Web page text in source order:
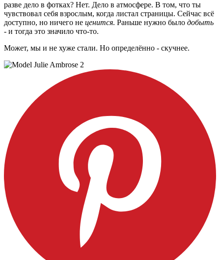
разве дело в фотках? Нет. Дело в атмосфере. В том, что ты
чувствовал себя взрослым, когда листал страницы. Сейчас всё
доступно, но ничего не ценится. Раньше нужно было добыть
- и тогда это значило что-то.
Может, мы и не хуже стали. Но определённо - скучнее.